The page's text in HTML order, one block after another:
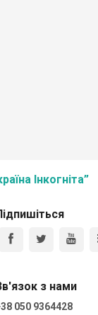
Інкогніта”
з нами
050 9364428